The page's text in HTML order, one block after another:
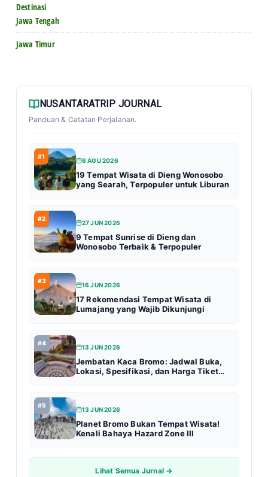
Destinasi
Jawa Tengah
Jawa Timur
NUSANTARATRIP JOURNAL
Panduan & Catatan Perjalanan.
#1
6 AGU 2026
19 Tempat Wisata di Dieng Wonosobo
yang Searah, Terpopuler untuk Liburan
#2
27 JUN 2026
9 Tempat Sunrise di Dieng dan
Wonosobo Terbaik & Terpopuler
#3
16 JUN 2026
17 Rekomendasi Tempat Wisata di
Lumajang yang Wajib Dikunjungi
#4
13 JUN 2026
Jembatan Kaca Bromo: Jadwal Buka,
Lokasi, Spesifikasi, dan Harga Tiket
#5
13 JUN 2026
Planet Bromo Bukan Tempat Wisata!
Kenali Bahaya Hazard Zone III
Lihat Semua Jurnal →